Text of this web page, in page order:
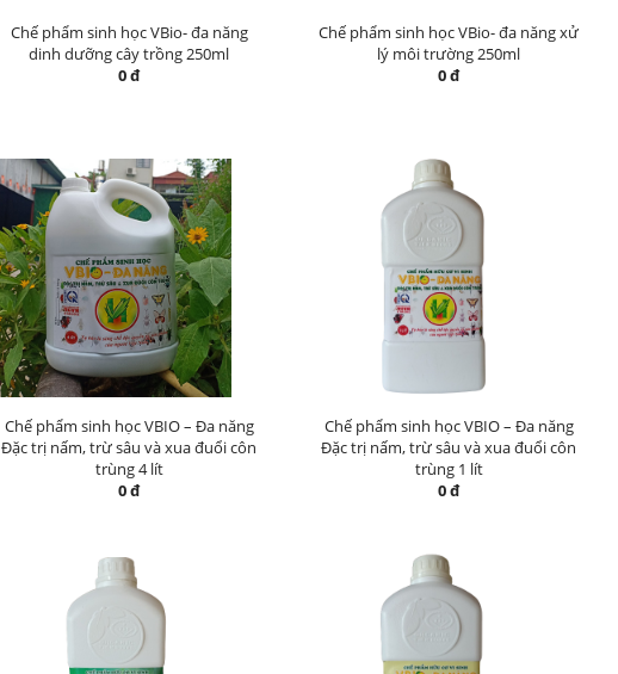
Chế phẩm sinh học VBio- đa năng
dinh dưỡng cây trồng 250ml
0 đ
Chế phẩm sinh học VBio- đa năng xử
lý môi trường 250ml
0 đ
Chế phẩm sinh học VBIO – Đa năng
Đặc trị nấm, trừ sâu và xua đuổi côn
trùng 4 lít
0 đ
Chế phẩm sinh học VBIO – Đa năng
Đặc trị nấm, trừ sâu và xua đuổi côn
trùng 1 lít
0 đ